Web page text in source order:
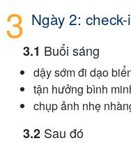
Ngày 2:
Buổi sáng
dậy sớm đi dạo
tận hưởng bình
chụp ảnh nhẹ
Sau đó